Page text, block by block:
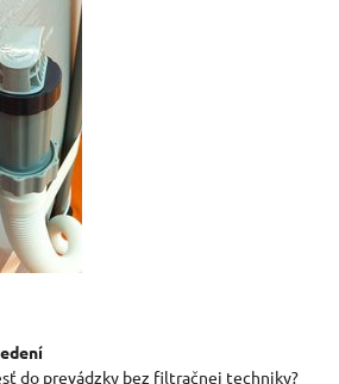
do prevádzky bez filtračnej techniky?